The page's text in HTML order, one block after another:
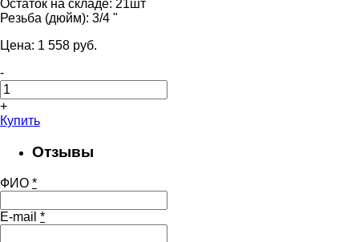
Остаток на складе: 21шт
Резьба (дюйм): 3/4 "
Цена: 1 558 pуб.
-
+
Купить
Отзывы
ФИО *
E-mail *